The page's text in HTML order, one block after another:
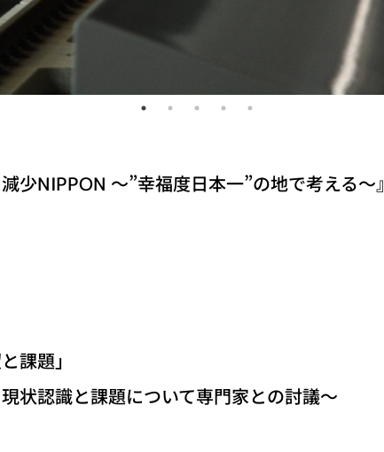
少NIPPON ～”幸福度日本一”の地で考える～』
課題」
認識と課題について専門家との討議～